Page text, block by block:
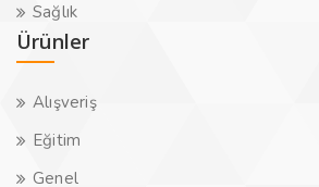
Sağlık
Ürünler
Alışveriş
Eğitim
Genel